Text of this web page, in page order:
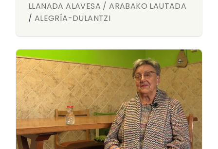
LLANADA ALAVESA / ARABAKO LAUTADA
/ ALEGRÍA-DULANTZI